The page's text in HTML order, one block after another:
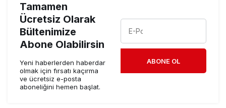
Tamamen
Ücretsiz Olarak
Bültenimize
Abone Olabilirsin
Yeni haberlerden haberdar
olmak için fırsatı kaçırma
ve ücretsiz e-posta
aboneliğini hemen başlat.
ABONE OL